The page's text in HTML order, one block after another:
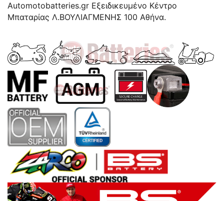
Automotobatteries.gr Eξειδικευμένο Κέντρο
Μπαταρίας Λ.ΒΟΥΛΙΑΓΜΕΝΗΣ 100 Αθήνα.